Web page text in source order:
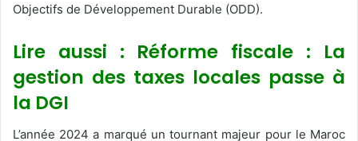
Objectifs de Développement Durable (ODD).
Lire aussi : Réforme fiscale : La
gestion des taxes locales passe à
la DGI
L’année 2024 a marqué un tournant majeur pour le Maroc